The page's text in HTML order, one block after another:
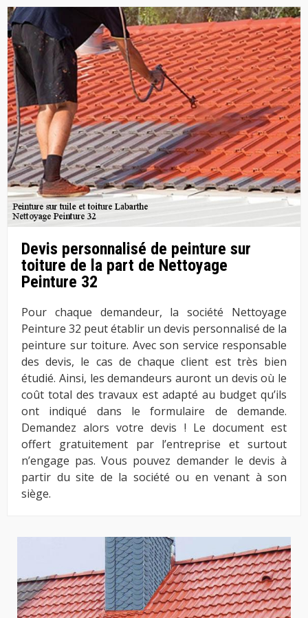
Devis personnalisé de peinture sur
toiture de la part de Nettoyage
Peinture 32
Pour chaque demandeur, la société Nettoyage
Peinture 32 peut établir un devis personnalisé de la
peinture sur toiture. Avec son service responsable
des devis, le cas de chaque client est très bien
étudié. Ainsi, les demandeurs auront un devis où le
coût total des travaux est adapté au budget qu’ils
ont indiqué dans le formulaire de demande.
Demandez alors votre devis ! Le document est
offert gratuitement par l’entreprise et surtout
n’engage pas. Vous pouvez demander le devis à
partir du site de la société ou en venant à son
siège.